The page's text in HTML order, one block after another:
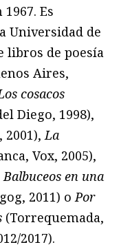
Es
Universidad de
libros de poesía
Aires,
cosacos
Diego, 1998),
2001),La
Vox, 2005),
Balbuceos en una
2011) oPor
(Torrequemada,
2017).